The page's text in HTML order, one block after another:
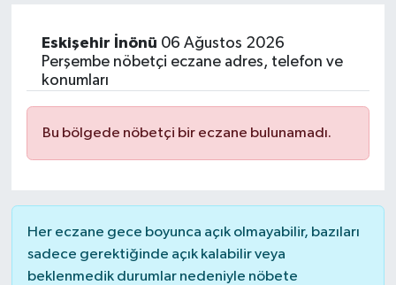
Eskişehir İnönü 06 Ağustos 2026
Perşembe nöbetçi eczane adres, telefon ve
konumları
Bu bölgede nöbetçi bir eczane bulunamadı.
Her eczane gece boyunca açık olmayabilir, bazıları
sadece gerektiğinde açık kalabilir veya
beklenmedik durumlar nedeniyle nöbete